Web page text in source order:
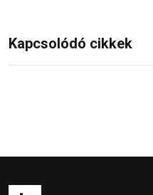
Kapcsolódó cikkek